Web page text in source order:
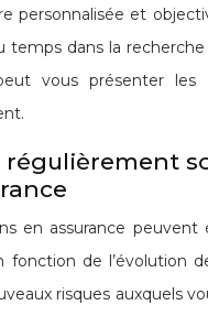
personnalisée et
temps dans la
vous présenter les
régulièrement
en assurance peuvent
fonction de l’évolution
risques auxquels